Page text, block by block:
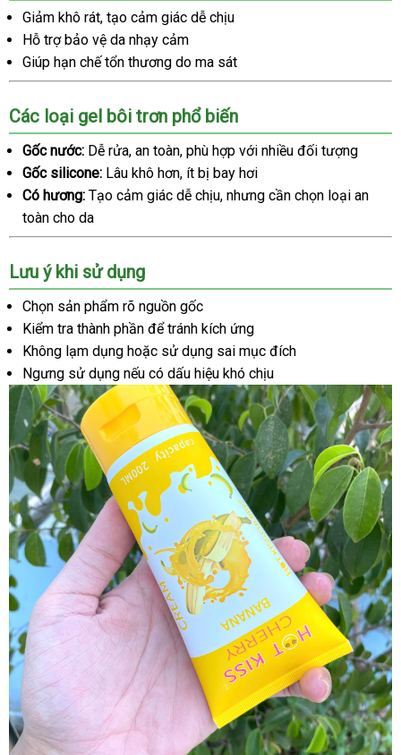
Giảm khô rát, tạo cảm giác dễ chịu
Hỗ trợ bảo vệ da nhạy cảm
Giúp hạn chế tổn thương do ma sát
Các loại gel bôi trơn phổ biến
Gốc nước: Dễ rửa, an toàn, phù hợp với nhiều đối tượng
Gốc silicone: Lâu khô hơn, ít bị bay hơi
Có hương: Tạo cảm giác dễ chịu, nhưng cần chọn loại an
toàn cho da
Lưu ý khi sử dụng
Chọn sản phẩm rõ nguồn gốc
Kiểm tra thành phần để tránh kích ứng
Không lạm dụng hoặc sử dụng sai mục đích
Ngưng sử dụng nếu có dấu hiệu khó chịu